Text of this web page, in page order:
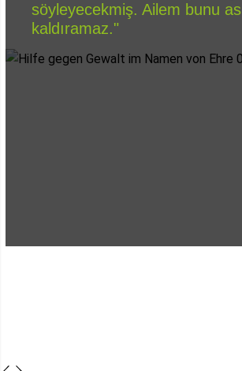
söyleyecekmiş. Ailem bunu
kaldıramaz."